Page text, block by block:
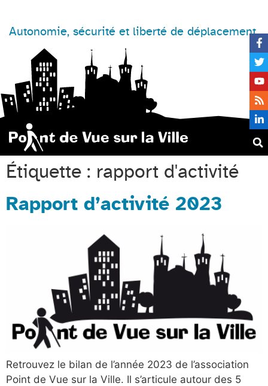
Autonomie, sécurité et liberté de déplacement
Étiquette : rapport d'activité
Rapport d’activité 2023
Retrouvez le bilan de l’année 2023 de l’association
Point de Vue sur la Ville. Il s’articule autour des 5